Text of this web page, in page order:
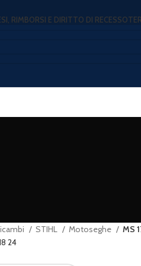
RIMBORSI E DIRITTO DI RECESSO
STIHL Motoseghe
MS
24